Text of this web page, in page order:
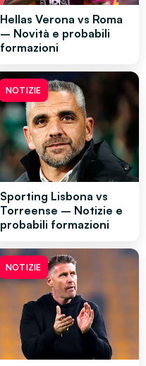
Hellas Verona vs Roma
– Novità e probabili
formazioni
NOTIZIE
Sporting Lisbona vs
Torreense – Notizie e
probabili formazioni
NOTIZIE